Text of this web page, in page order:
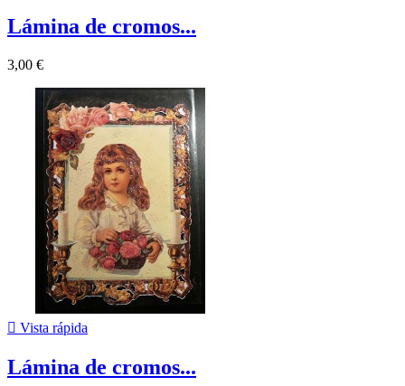
Lámina de cromos...
3,00 €
 Vista rápida
Lámina de cromos...